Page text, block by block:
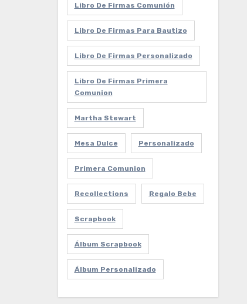
Libro De Firmas Comunión
Libro De Firmas Para Bautizo
Libro De Firmas Personalizado
Libro De Firmas Primera
Comunion
Martha Stewart
Mesa Dulce Personalizado
Primera Comunion
Recollections Regalo Bebe
Scrapbook
Álbum Scrapbook
Álbum Personalizado